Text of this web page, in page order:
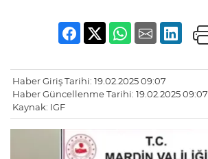
Haber Giriş Tarihi: 19.02.2025 09:07
Haber Güncellenme Tarihi: 19.02.2025 09:07
Kaynak: IGF